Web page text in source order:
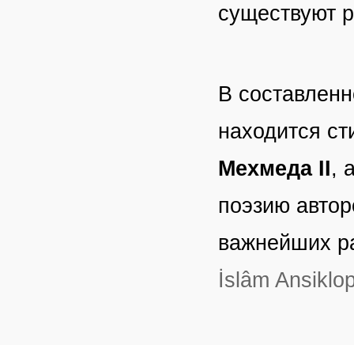
существуют
В
находится
Мехмеда II,
поэзию
важнейших
İslâm